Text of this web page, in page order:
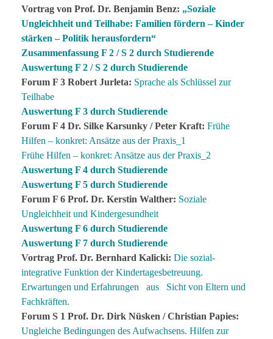
Vortrag von Prof. Dr. Benjamin Benz: „Soziale
Ungleichheit und Teilhabe: Familien fördern – Kinder
stärken – Politik herausfordern“
Zusammenfassung F 2 / S 2 durch Studierende
Auswertung F 2 / S 2 durch Studierende
Forum F 3 Robert Jurleta: Sprache als Schlüssel zur
Teilhabe
Auswertung F 3 durch Studierende
Forum F 4 Dr. Silke Karsunky / Peter Kraft: Frühe
Hilfen – konkret: Ansätze aus der Praxis_1
Frühe Hilfen – konkret: Ansätze aus der Praxis_2
Auswertung F 4 durch Studierende
Auswertung F 5 durch Studierende
Forum F 6 Prof. Dr. Kerstin Walther: Soziale
Ungleichheit und Kindergesundheit
Auswertung F 6 durch Studierende
Auswertung F 7 durch Studierende
Vortrag Prof. Dr. Bernhard Kalicki: Die sozial-
integrative Funktion der Kindertagesbetreuung.
Erwartungen und Erfahrungen aus Sicht von Eltern und
Fachkräften.
Forum S 1 Prof. Dr. Dirk Nüsken / Christian Papies:
Ungleiche Bedingungen des Aufwachsens. Hilfen zur